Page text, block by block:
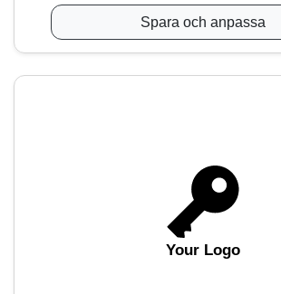
Spara och anpassa
Your Logo